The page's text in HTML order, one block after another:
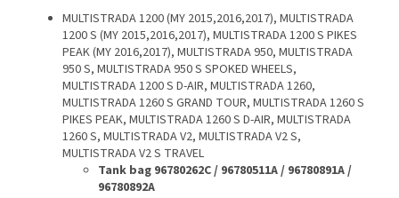
MULTISTRADA 1200 (MY 2015,2016,2017), MULTISTRADA
1200 S (MY 2015,2016,2017), MULTISTRADA 1200 S PIKES
PEAK (MY 2016,2017), MULTISTRADA 950, MULTISTRADA
950 S, MULTISTRADA 950 S SPOKED WHEELS,
MULTISTRADA 1200 S D-AIR, MULTISTRADA 1260,
MULTISTRADA 1260 S GRAND TOUR, MULTISTRADA 1260 S
PIKES PEAK, MULTISTRADA 1260 S D-AIR, MULTISTRADA
1260 S, MULTISTRADA V2, MULTISTRADA V2 S,
MULTISTRADA V2 S TRAVEL
Tank bag 96780262C / 96780511A / 96780891A /
96780892A